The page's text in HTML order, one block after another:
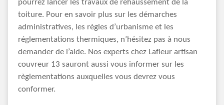
pourrez lancer les travaux de rehaussement de la
toiture. Pour en savoir plus sur les démarches
administratives, les règles d’urbanisme et les
réglementations thermiques, n’hésitez pas à nous
demander de l’aide. Nos experts chez Lafleur artisan
couvreur 13 sauront aussi vous informer sur les
règlementations auxquelles vous devrez vous
conformer.